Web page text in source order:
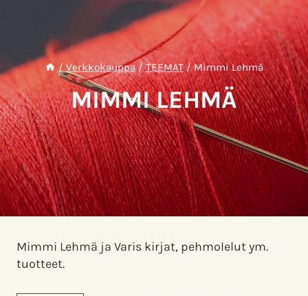
/ Verkkokauppa / TEEMAT / Mimmi Lehmä
MIMMI LEHMÄ
Mimmi Lehmä ja Varis kirjat, pehmolelut ym.
tuotteet.